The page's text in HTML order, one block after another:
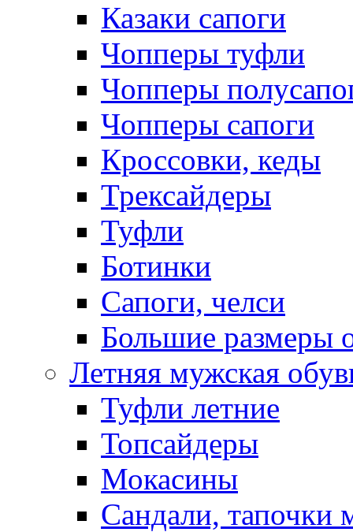
Казаки сапоги
Чопперы туфли
Чопперы
Чопперы сапоги
Кроссовки, кеды
Трексайдеры
Туфли
Ботинки
Сапоги, челси
Большие размеры
Летняя мужская
Туфли летние
Топсайдеры
Мокасины
Сандали, тапочки